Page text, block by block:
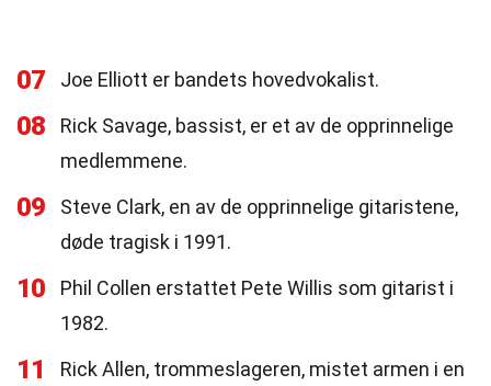
07 Joe Elliott er bandets hovedvokalist.
08
Rick Savage, bassist, er et av de opprinnelige
medlemmene.
09
Steve Clark, en av de opprinnelige gitaristene,
døde tragisk i 1991.
10
Phil Collen erstattet Pete Willis som gitarist i
1982.
11
Rick Allen, trommeslageren, mistet armen i en